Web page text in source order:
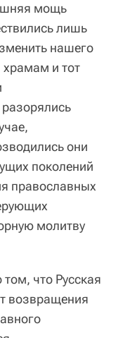
мощь
лишь
нашего
и тот
они
поколений
православных
молитву
что Русская
возвращения